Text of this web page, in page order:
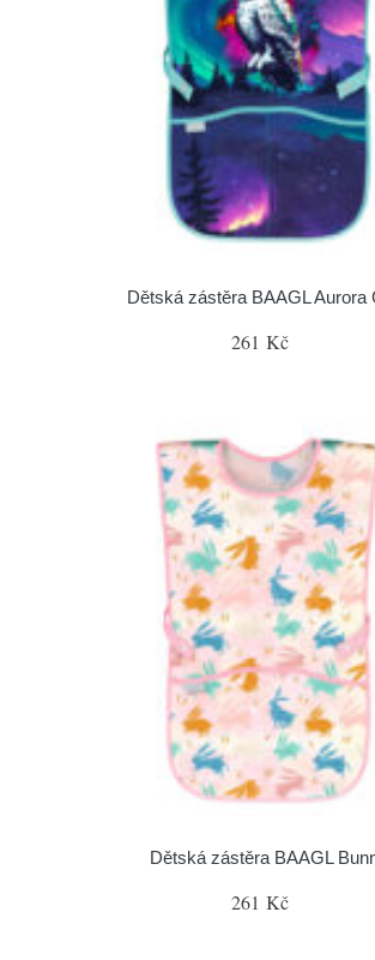
Dětská zástěra BAAGL Aurora
261 Kč
Dětská zástěra BAAGL
261 Kč